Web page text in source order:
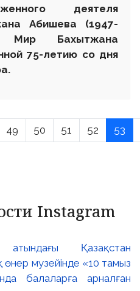
деятеля
Абишева (1947-
Мир Бахытжана
75-летию со дня
49 50 51 52 53
Instagram